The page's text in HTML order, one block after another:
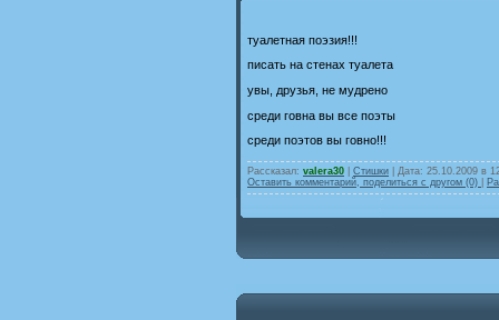
туалетная поэзия!!!
писать на стенах туалета
увы, друзья, не мудрено
среди говна вы все поэты
среди поэтов вы говно!!!
Рассказал: valera30 Стишки | Дата: 25.10.2009 в
Оставить комментарий, поделиться с другом (0)